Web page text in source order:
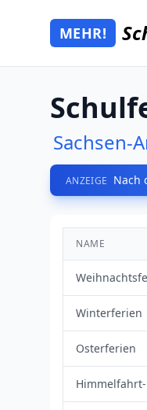
Zum Hauptinhalt
Mehr
MEHR!
Sachsen-
ANZEIGE Nach
NAME
Winterferien
Osterferien